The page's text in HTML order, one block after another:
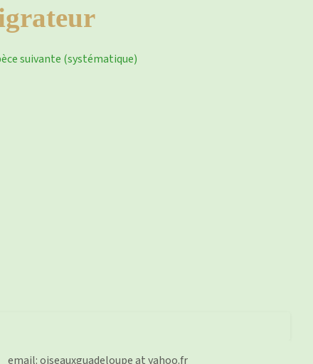
suivante (systématique)
email: oiseauxguadeloupe at yahoo.fr